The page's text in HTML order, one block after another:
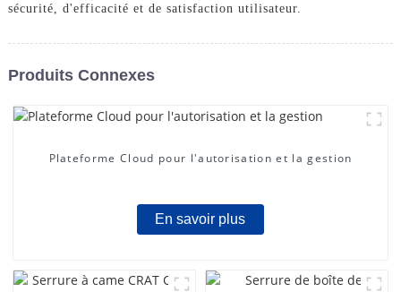
sécurité, d'efficacité et de satisfaction utilisateur.
Produits Connexes
Plateforme Cloud pour l'autorisation et la gestion
En savoir plus